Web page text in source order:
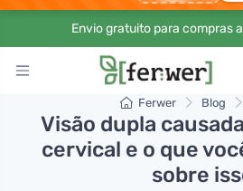
Envio gratuito para compras
Ferwer Blog
Visão dupla
cervical e o que
sobre